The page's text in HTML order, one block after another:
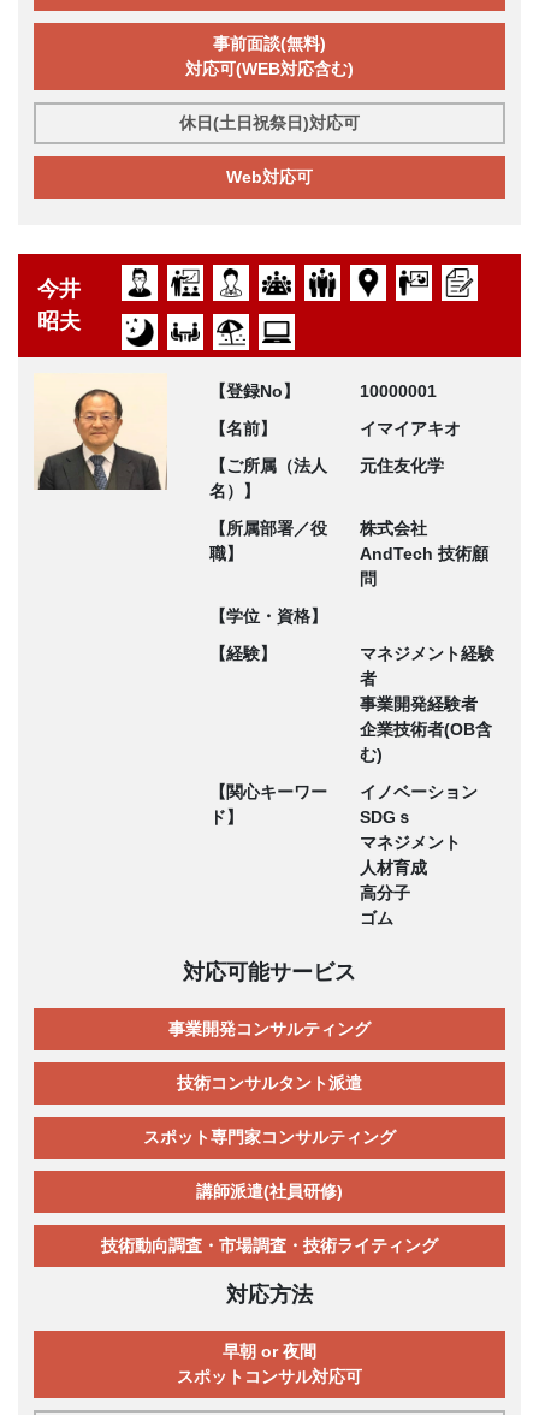
事前面談(無料)
対応可(WEB対応含む)
休日(土日祝祭日)対応可
Web対応可
今井
昭夫
【登録No】
10000001
【名前】
イマイアキオ
【ご所属（法人
名）】
元住友化学
【所属部署／役
職】
株式会社
AndTech 技術顧
問
【学位・資格】
【経験】
マネジメント経験
者
事業開発経験者
企業技術者(OB含
む)
【関心キーワー
ド】
イノベーション
SDGｓ
マネジメント
人材育成
高分子
ゴム
対応可能サービス
事業開発コンサルティング
技術コンサルタント派遣
スポット専門家コンサルティング
講師派遣(社員研修)
技術動向調査・市場調査・技術ライティング
対応方法
早朝 or 夜間
スポットコンサル対応可